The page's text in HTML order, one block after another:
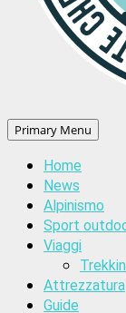
Primary Menu
Home
News
Alpinismo
Sport
Viaggi
Attrezzatura
Guide